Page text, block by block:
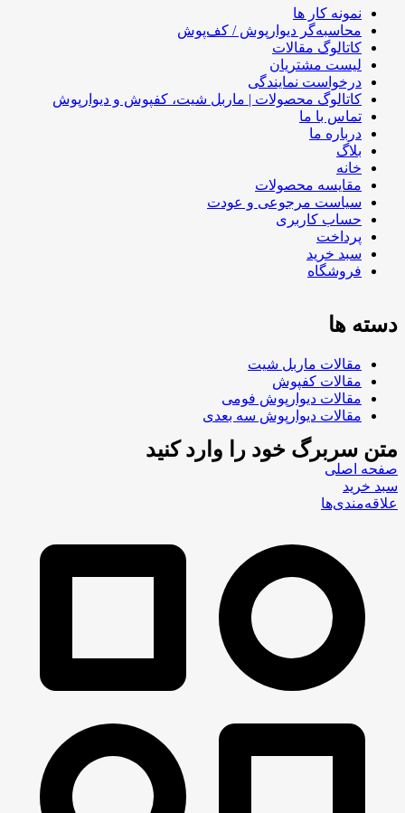
نمونه کار ها
محاسبه‌گر دیوارپوش / کف‌پوش
کاتالوگ مقالات
لیست مشتریان
درخواست نمایندگی
کاتالوگ محصولات | ماربل شیت، کفپوش و دیوارپوش
تماس با ما
درباره ما
بلاگ
خانه
مقایسه محصولات
سیاست مرجوعی و عودت
حساب کاربری
پرداخت
سبد خرید
فروشگاه
دسته ها
مقالات ماربل شیت
مقالات کفپوش
مقالات دیوارپوش فومی
مقالات دیوارپوش سه بعدی
متن سربرگ خود را وارد کنید
صفحه اصلی
سبد خرید
علاقه‌مندی‌ها